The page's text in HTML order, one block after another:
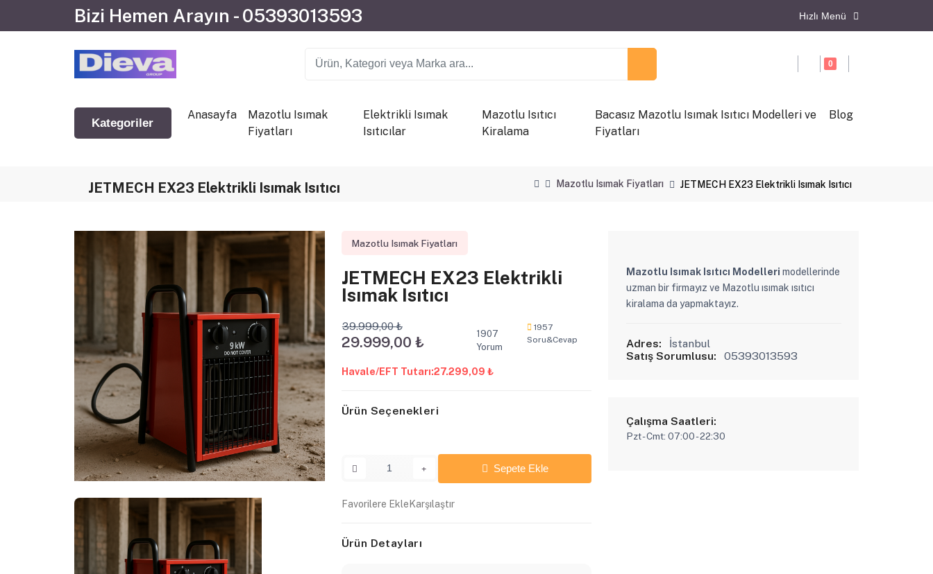
Bizi Hemen Arayın - 05393013593 Hızlı Menü
0
Kategoriler
Anasayfa
Mazotlu Isımak
Fiyatları
Elektrikli Isımak
Isıtıcılar
Mazotlu Isıtıcı
Kiralama
Bacasız Mazotlu Isımak Isıtıcı Modelleri ve
Fiyatları
Blog
JETMECH EX23 Elektrikli Isımak Isıtıcı Mazotlu Isımak Fiyatları JETMECH EX23 Elektrikli Isımak Isıtıcı
Mazotlu Isımak Fiyatları
JETMECH EX23 Elektrikli
Isımak Isıtıcı
39.999,00 ₺
29.999,00 ₺
1907
Yorum
1957
Soru&Cevap
Havale/EFT Tutarı:27.299,09 ₺
Ürün Seçenekleri
Sepete Ekle
Favorilere EkleKarşılaştır
Ürün Detayları
Mazotlu Isımak Isıtıcı Modelleri modellerinde
uzman bir firmayız ve Mazotlu ısımak ısıtıcı
kiralama da yapmaktayız.
Adres:
İstanbul
Satış Sorumlusu:
05393013593
Çalışma Saatleri:
Pzt - Cmt: 07:00 - 22:30